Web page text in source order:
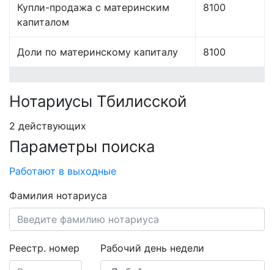
Купли-продажа с материнским
капиталом
8100
Доли по материнскому капиталу 8100
Нотариусы Тбилисской
2 действующих
Параметры поиска
Работают в выходные
Фамилия нотариуса
Реестр. номер Рабочий день недели